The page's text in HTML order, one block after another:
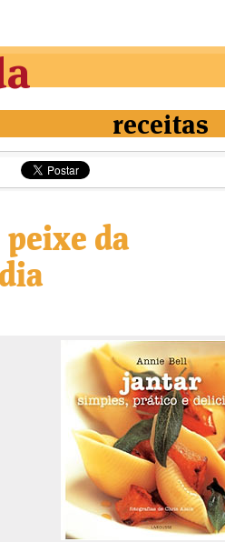
receitas
da